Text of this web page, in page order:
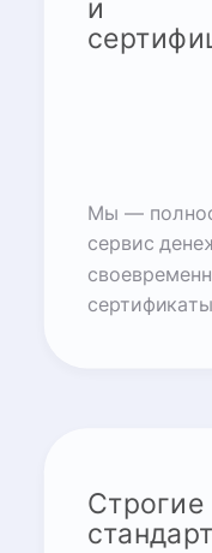
и
Мы —
сервис
Строгие